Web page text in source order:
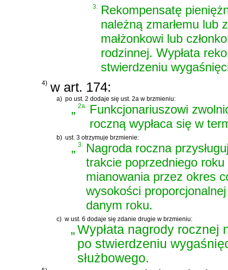
3. Rekompensatę
należną zmarłemu lub
małżonkowi lub
rodzinnej. Wypłata
stwierdzeniu
4) w art. 174:
a) po ust. 2 dodaje się ust. 2a w brzmieniu:
„2a.
Funkcjonariuszowi
roczną wypłaca się w
b) ust. 3 otrzymuje brzmienie:
„3.
Nagroda roczna
trakcie poprzedniego roku
mianowania przez okres
wysokości
danym roku.
c) w ust. 6 dodaje się zdanie drugie w brzmieniu:
„Wypłata nagrody rocznej
po stwierdzeniu
służbowego.